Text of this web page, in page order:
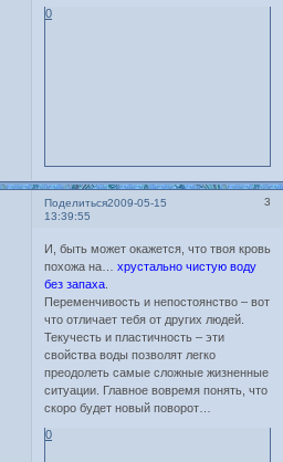
0
Поделиться 3
2009-05-15
13:39:55
И, быть может окажется, что твоя кровь
похожа на…хрустально чистую воду
без запаха
Переменчивость и непостоянство – вот
что отличает тебя от других людей.
Текучесть и пластичность – эти
свойства воды позволят легко
преодолеть самые сложные жизненные
ситуации. Главное вовремя понять, что
скоро будет новый поворот…
0